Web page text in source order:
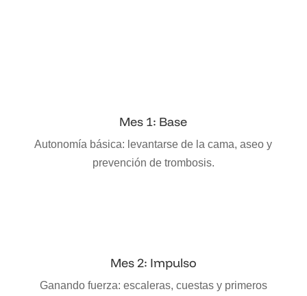
Mes 1: Base
Autonomía básica: levantarse de la cama, aseo y
prevención de trombosis.
Mes 2: Impulso
Ganando fuerza: escaleras, cuestas y primeros